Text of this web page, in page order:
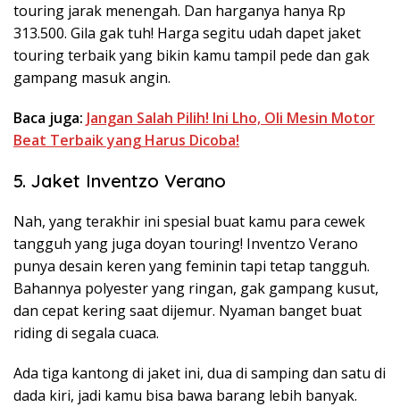
touring jarak menengah. Dan harganya hanya Rp
313.500. Gila gak tuh! Harga segitu udah dapet jaket
touring terbaik yang bikin kamu tampil pede dan gak
gampang masuk angin.
Baca juga: Jangan Salah Pilih! Ini Lho, Oli Mesin Motor
Beat Terbaik yang Harus Dicoba!
5. Jaket Inventzo Verano
Nah, yang terakhir ini spesial buat kamu para cewek
tangguh yang juga doyan touring! Inventzo Verano
punya desain keren yang feminin tapi tetap tangguh.
Bahannya polyester yang ringan, gak gampang kusut,
dan cepat kering saat dijemur. Nyaman banget buat
riding di segala cuaca.
Ada tiga kantong di jaket ini, dua di samping dan satu di
dada kiri, jadi kamu bisa bawa barang lebih banyak.